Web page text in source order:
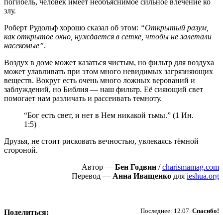
злу.
Роберт Рудольф хорошо сказал об этом: “Открытый разум,
как открытое окно, нуждается в сетке, чтобы не залетали
насекомые”.
Воздух в доме может казаться чистым, но фильтр для воздуха
может улавливать при этом много невидимых загрязняющих
веществ. Вокруг есть очень много ложных верований и
заблуждений, но Библия — наш фильтр. Её сияющий свет
помогает нам различать и рассеивать темноту.
“Бог есть свет, и нет в Нем никакой тьмы.” (1 Ин.
1:5)
Друзья, не стоит рисковать вечностью, увлекаясь тёмной
стороной.
Автор — Бен Годвин /charismamag.com
Перевод — Анна Иващенко для ieshua.org
Последнее: 12.07. Спасибо!
Поделиться: